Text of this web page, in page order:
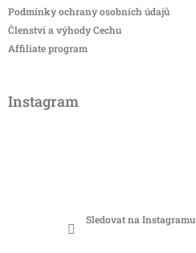
Podmínky ochrany osobních údajů
Členství a výhody Cechu
Affiliate program
Instagram
Sledovat na Instagramu